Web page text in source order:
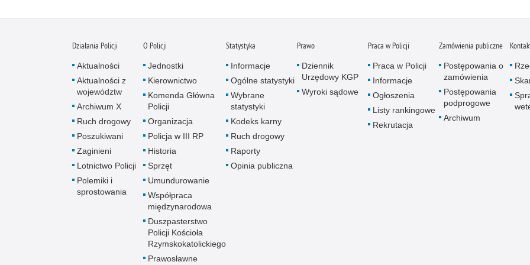
Działania Policji
Aktualności
Aktualności z
województw
Archiwum X
Ruch drogowy
Poszukiwani
Zaginieni
Lotnictwo Policji
Polemiki i
sprostowania
O Policji
Jednostki
Kierownictwo
Komenda Główna
Policji
Organizacja
Policja w III RP
Historia
Sprzęt
Umundurowanie
Współpraca
międzynarodowa
Duszpasterstwo
Policji Kościoła
Rzymskokatolickiego
Prawosławne
Statystyka
Informacje
Ogólne statystyki
Wybrane
statystyki
Kodeks karny
Ruch drogowy
Raporty
Opinia publiczna
Prawo
Dziennik
Urzędowy KGP
Wyroki sądowe
Praca w Policji
Praca w Policji
Informacje
Ogłoszenia
Listy rankingowe
Rekrutacja
Zamówienia publiczne
Postępowania o
zamówienia
Postępowania
podprogowe
Archiwum